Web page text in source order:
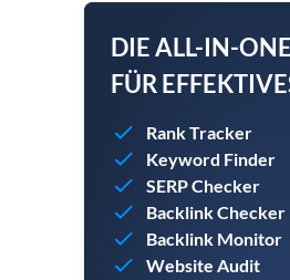
DIE ALL-IN-
FÜR
Rank Tracker
Keyword Finder
SERP Checker
Backlink Checker
Backlink Monitor
Website Audit